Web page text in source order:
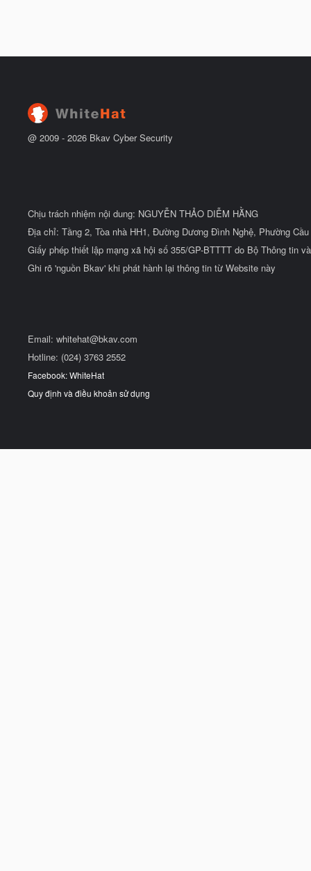
@ 2009 - 2026 Bkav Cyber Security
Chịu trách nhiệm nội dung: NGUYỄN THẢO DIỄM HẰNG
Địa chỉ: Tầng 2, Tòa nhà HH1, Đường Dương Đình Nghệ, Phường
Giấy phép thiết lập mạng xã hội số 355/GP-BTTTT do Bộ Thông tin
Ghi rõ 'nguồn Bkav' khi phát hành lại thông tin từ Website này
Email: whitehat@bkav.com
Hotline: (024) 3763 2552
Facebook: WhiteHat
Quy định và điều khoản sử dụng